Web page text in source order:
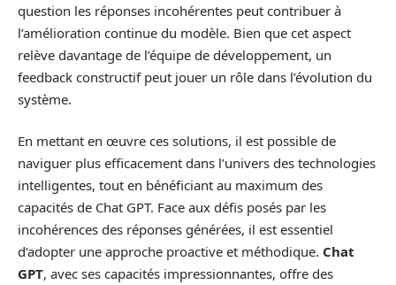
question les réponses incohérentes peut contribuer à
l’amélioration continue du modèle. Bien que cet aspect
relève davantage de l’équipe de développement, un
feedback constructif peut jouer un rôle dans l’évolution du
système.
En mettant en œuvre ces solutions, il est possible de
naviguer plus efficacement dans l’univers des technologies
intelligentes, tout en bénéficiant au maximum des
capacités de Chat GPT. Face aux défis posés par les
incohérences des réponses générées, il est essentiel
d’adopter une approche proactive et méthodique. Chat
GPT, avec ses capacités impressionnantes, offre des